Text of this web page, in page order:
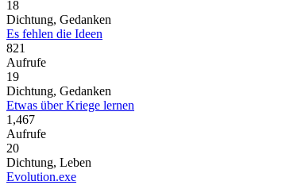
18
Dichtung, Gedanken
Es fehlen die Ideen
821
Aufrufe
19
Dichtung, Gedanken
Etwas über Kriege lernen
1,467
Aufrufe
20
Dichtung, Leben
Evolution.exe